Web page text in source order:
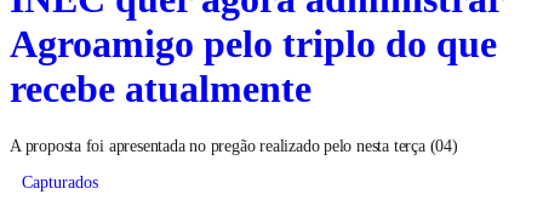
Agroamigo pelo triplo do que
recebe atualmente
A proposta foi apresentada no pregão realizado pelo nesta terça (04)
Capturados